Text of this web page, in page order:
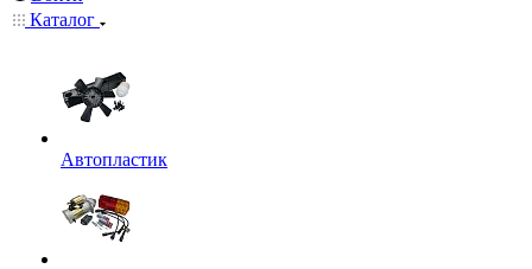
Каталог
Автопластик